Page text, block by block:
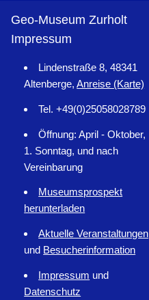
Geo-Museum Zurholt
Impressum
Lindenstraße 8, 48341
Altenberge,Anreise (Karte)
Tel. +49(0)25058028789
Öffnung: April - Oktober,
1. Sonntag, und nach
Vereinbarung
Museumsprospekt
herunterladen
Aktuelle Veranstaltungen
und Besucherinformation
Impressum und
Datenschutz